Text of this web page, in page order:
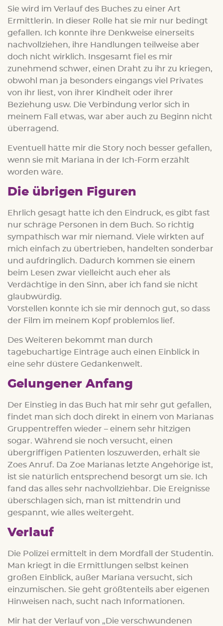
Sie wird im Verlauf des Buches zu einer Art
Ermittlerin. In dieser Rolle hat sie mir nur bedingt
gefallen. Ich konnte ihre Denkweise einerseits
nachvollziehen, ihre Handlungen teilweise aber
doch nicht wirklich. Insgesamt fiel es mir
zunehmend schwer, einen Draht zu ihr zu kriegen,
obwohl man ja besonders eingangs viel Privates
von ihr liest, von ihrer Kindheit oder ihrer
Beziehung usw. Die Verbindung verlor sich in
meinem Fall etwas, war aber auch zu Beginn nicht
überragend.
Eventuell hätte mir die Story noch besser gefallen,
wenn sie mit Mariana in der Ich-Form erzählt
worden wäre.
Die übrigen Figuren
Ehrlich gesagt hatte ich den Eindruck, es gibt fast
nur schräge Personen in dem Buch. So richtig
sympathisch war mir niemand. Viele wirkten auf
mich einfach zu übertrieben, handelten sonderbar
und aufdringlich. Dadurch kommen sie einem
beim Lesen zwar vielleicht auch eher als
Verdächtige in den Sinn, aber ich fand sie nicht
glaubwürdig.
Vorstellen konnte ich sie mir dennoch gut, so dass
der Film im meinem Kopf problemlos lief.
Des Weiteren bekommt man durch
tagebuchartige Einträge auch einen Einblick in
eine sehr düstere Gedankenwelt.
Gelungener Anfang
Der Einstieg in das Buch hat mir sehr gut gefallen,
findet man sich doch direkt in einem von Marianas
Gruppentreffen wieder – einem sehr hitzigen
sogar. Während sie noch versucht, einen
übergriffigen Patienten loszuwerden, erhält sie
Zoes Anruf. Da Zoe Marianas letzte Angehörige ist,
ist sie natürlich entsprechend besorgt um sie. Ich
fand das alles sehr nachvollziehbar. Die Ereignisse
überschlagen sich, man ist mittendrin und
gespannt, wie alles weitergeht.
Verlauf
Die Polizei ermittelt in dem Mordfall der Studentin.
Man kriegt in die Ermittlungen selbst keinen
großen Einblick, außer Mariana versucht, sich
einzumischen. Sie geht größtenteils aber eigenen
Hinweisen nach, sucht nach Informationen.
Mir hat der Verlauf von „Die verschwundenen